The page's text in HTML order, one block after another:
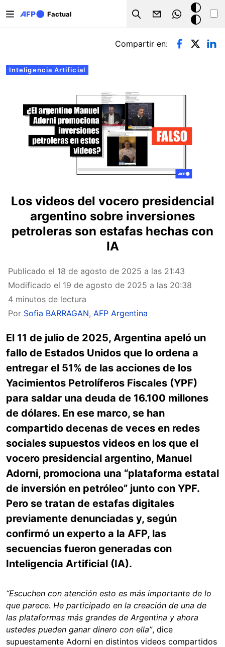
Factual
Search
Modo
oscuro
Solapas principales
Inteligencia Artificial
Compartir en:
Los videos del vocero presidencial
argentino sobre inversiones
petroleras son estafas hechas con
IA
Publicado el 18 de agosto de 2025 a las 21:43
Modificado el 19 de agosto de 2025 a las 20:38
4 minutos de lectura
Por Sofia BARRAGAN, AFP Argentina
El 11 de julio de 2025, Argentina apeló un
fallo de Estados Unidos que lo ordena a
entregar el 51% de las acciones de los
Yacimientos Petrolíferos Fiscales (YPF)
para saldar una deuda de 16.100 millones
de dólares. En ese marco, se han
compartido decenas de veces en redes
sociales supuestos videos en los que el
vocero presidencial argentino, Manuel
Adorni, promociona una “plataforma estatal
de inversión en petróleo” junto con YPF.
Pero se tratan de estafas digitales
previamente denunciadas y, según
confirmó un experto a la AFP, las
secuencias fueron generadas con
Inteligencia Artificial (IA).
“Escuchen con atención esto es más importante de lo
que parece. He participado en la creación de una de
las plataformas más grandes de Argentina y ahora
ustedes pueden ganar dinero con ella”, dice
supuestamente Adorni en distintos videos compartidos